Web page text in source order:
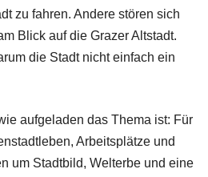
zu fahren. Andere stören sich
Blick auf die Grazer Altstadt.
die Stadt nicht einfach ein
aufgeladen das Thema ist: Für
Arbeitsplätze und
um Stadtbild, Welterbe und eine